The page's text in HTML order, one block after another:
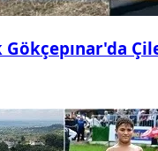
Gökçepınar'da